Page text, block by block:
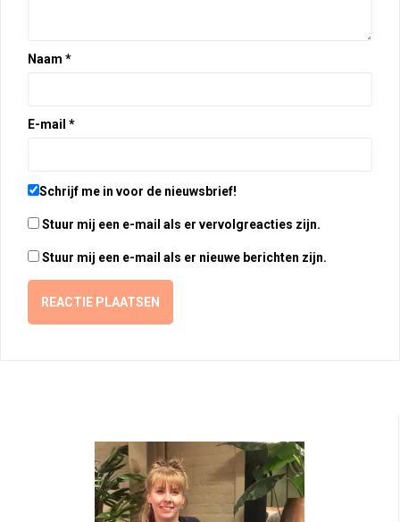
Naam *
E-mail *
Schrijf me in voor de nieuwsbrief!
Stuur mij een e-mail als er vervolgreacties zijn.
Stuur mij een e-mail als er nieuwe berichten zijn.